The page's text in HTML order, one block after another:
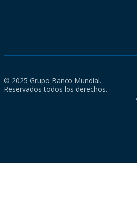
© 2025 Grupo Banco Mundial.
Reservados todos los derechos.